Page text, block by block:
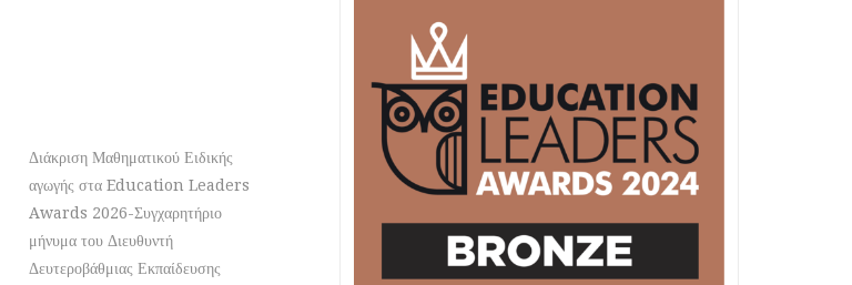
Διάκριση Μαθηματικού Ειδικής
αγωγής στα Education Leaders
Awards 2026-Συγχαρητήριο
μήνυμα του Διευθυντή
Δευτεροβάθμιας Εκπαίδευσης